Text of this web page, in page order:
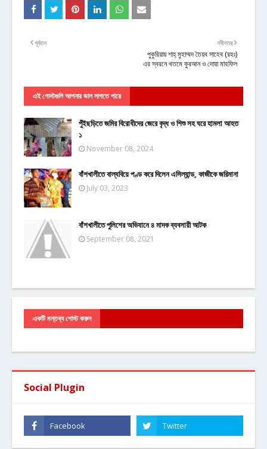
নবীনতর
পুকুরিয়ায় শাহ্ মুহাম্মদ তৈয়ব সাহেব (রহঃ)
এর স্বরনে খতমে কুরআন ও দোয়া মাহফিল
পূর্বতন
এই পোস্টগুলি আপনার ভাল লাগতে পারে
পুঁইছড়িতে জমির বিরোধীদের জেরে বৃদ্ধ ও শিশু সহ ঘরে হামলা আহত
১
November 08, 2024
বাঁশখালীতে বাল্যবিয়ে পণ্ড করে দিলেন এসিল্যান্ড, কাজীকে জরিমানা
July 03, 2023
বাঁশখালীতে পুলিশের অভিযানে ৪ মাদক ব্যবসায়ী আটক
September 08, 2021
একটি মন্তব্য পোস্ট করুন
Social Plugin